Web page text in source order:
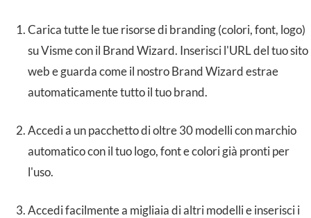
Carica tutte le tue risorse di branding (colori, font, logo)
su Visme con il Brand Wizard. Inserisci l'URL del tuo sito
web e guarda come il nostro Brand Wizard estrae
automaticamente tutto il tuo brand.
Accedi a un pacchetto di oltre 30 modelli con marchio
automatico con il tuo logo, font e colori già pronti per
l'uso.
Accedi facilmente a migliaia di altri modelli e inserisci i